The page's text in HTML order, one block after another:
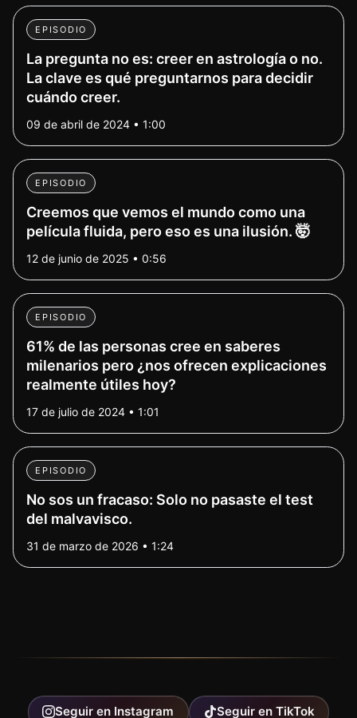
EPISODIO
La pregunta no es: creer en astrología o no.
La clave es qué preguntarnos para decidir
cuándo creer.
09 de abril de 2024 • 1:00
EPISODIO
Creemos que vemos el mundo como una
película fluida, pero eso es una ilusión. 🤯
12 de junio de 2025 • 0:56
EPISODIO
61% de las personas cree en saberes
milenarios pero ¿nos ofrecen explicaciones
realmente útiles hoy?
17 de julio de 2024 • 1:01
EPISODIO
No sos un fracaso: Solo no pasaste el test
del malvavisco.
31 de marzo de 2026 • 1:24
Seguir en Instagram Seguir en TikTok